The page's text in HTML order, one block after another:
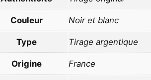
Couleur Noir et blanc
Type Tirage argentique
Origine France